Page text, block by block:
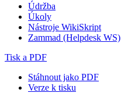
Údržba
Úkoly
Nástroje WikiSkript
Zammad (Helpdesk WS)
Tisk a PDF
Stáhnout jako PDF
Verze k tisku